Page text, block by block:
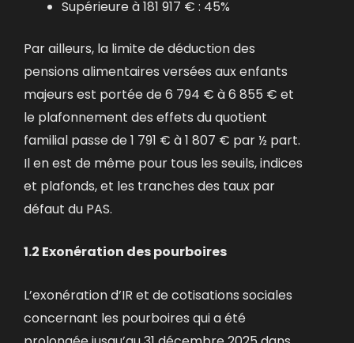
Supérieure à 181 917 € : 45%
Par ailleurs, la limite de déduction des
pensions alimentaires versées aux enfants
majeurs est portée de 6 794 € à 6 855 € et
le plafonnement des effets du quotient
familial passe de 1 791 € à 1 807 € par ½ part.
Il en est de même pour tous les seuils, indices
et plafonds, et les tranches des taux par
défaut du PAS.
1.2 Exonération des pourboires
L’exonération d’IR et de cotisations sociales
concernant les pourboires qui a été